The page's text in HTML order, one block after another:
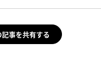
記事を共有する